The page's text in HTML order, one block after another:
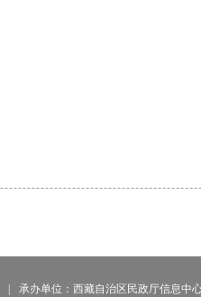
承办单位：西藏自治区民政厅信息中